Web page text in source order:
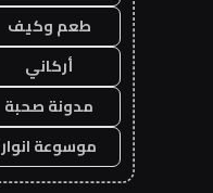
طعم وكيف
أركاني
مدونة صحبة
موسوعة انوار